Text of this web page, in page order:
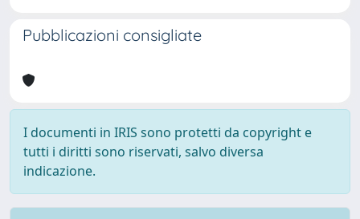
Pubblicazioni consigliate
I documenti in IRIS sono protetti da copyright e
tutti i diritti sono riservati, salvo diversa
indicazione.